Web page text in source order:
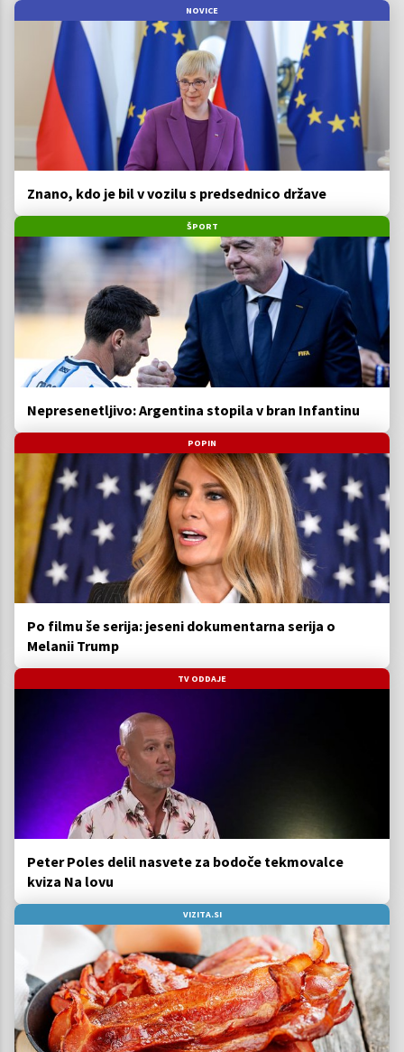
NOVICE
Znano, kdo je bil v vozilu s predsednico države
ŠPORT
Nepresenetljivo: Argentina stopila v bran Infantinu
POPIN
Po filmu še serija: jeseni dokumentarna serija o
Melanii Trump
TV ODDAJE
Peter Poles delil nasvete za bodoče tekmovalce
kviza Na lovu
VIZITA.SI